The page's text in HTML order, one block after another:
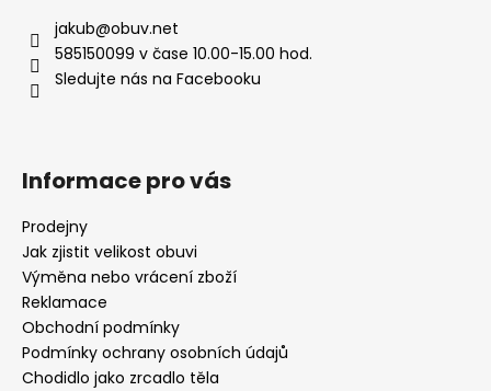
jakub@obuv.net
585150099 v čase 10.00-15.00 hod.
Sledujte nás na Facebooku
Informace pro vás
Prodejny
Jak zjistit velikost obuvi
Výměna nebo vrácení zboží
Reklamace
Obchodní podmínky
Podmínky ochrany osobních údajů
Chodidlo jako zrcadlo těla